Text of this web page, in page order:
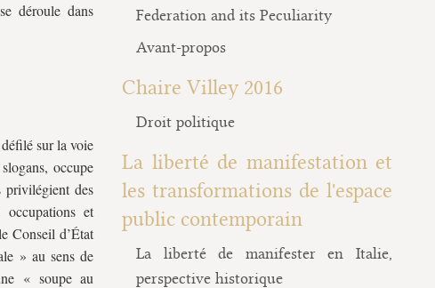
déroule dans
sur la voie
occupe
privilégient des
occupations et
Conseil d’État
» au sens de
« soupe au
Federation and its Peculiarity
Avant-propos
Chaire Villey 2016
Droit politique
La liberté de manifestation et
les transformations de l'espace
public contemporain
La liberté de manifester en Italie,
perspective historique